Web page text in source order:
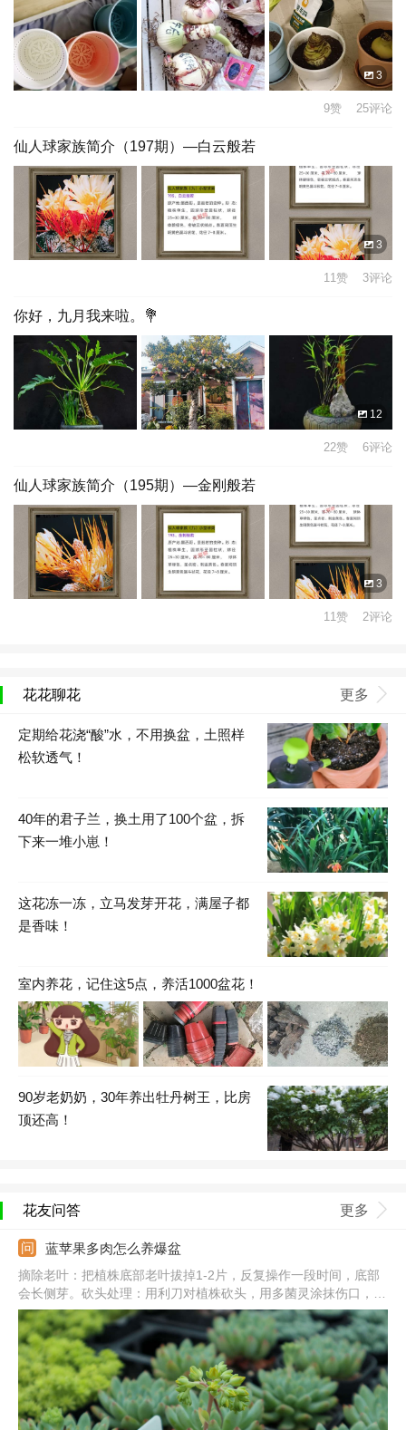
3
9赞 25评论
仙人球家族简介（197期）—白云般若
3
11赞 3评论
你好，九月我来啦。💐
12
22赞 6评论
仙人球家族简介（195期）—金刚般若
3
11赞 2评论
花花聊花 更多
定期给花浇“酸”水，不用换盆，土照样
松软透气！
40年的君子兰，换土用了100个盆，拆
下来一堆小崽！
这花冻一冻，立马发芽开花，满屋子都
是香味！
室内养花，记住这5点，养活1000盆花！
90岁老奶奶，30年养出牡丹树王，比房
顶还高！
花友问答 更多
蓝苹果多肉怎么养爆盆
摘除老叶：把植株底部老叶拔掉1-2片，反复操作一段时间，底部
会长侧芽。砍头处理：用利刀对植株砍头，用多菌灵涂抹伤口，并
在阴凉通风处养。光照充足：把它放到向阳处，每天见光不少于5
个小时，夏季要避免暴晒。合理浇水：生长期保持土壤湿润，大型
植株可适当控水，保证良好的通风性。